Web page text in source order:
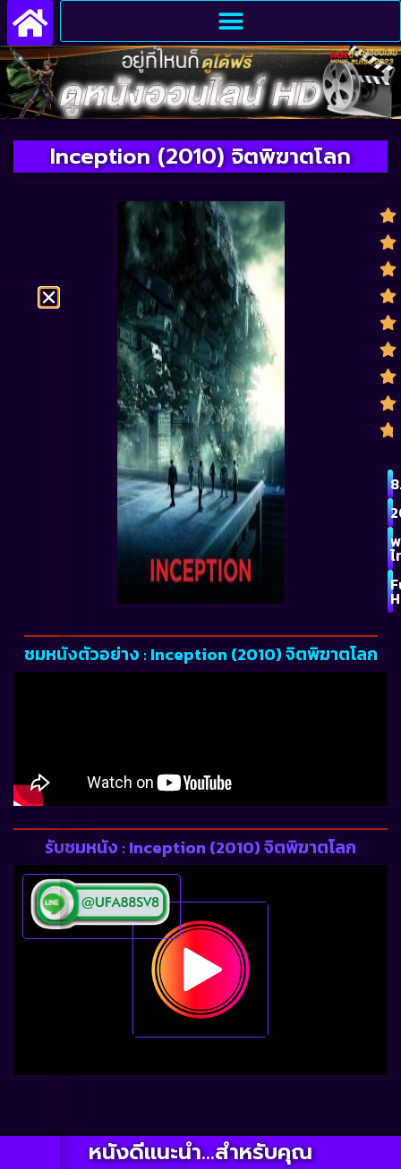
Inception (2010) จิตพิฆาตโลก
ชมหนังตัวอย่าง : Inception (2010) จิตพิฆาตโลก
รับชมหนัง : Inception (2010) จิตพิฆาตโลก
หนังดีแนะนำ...สำหรับคุณ